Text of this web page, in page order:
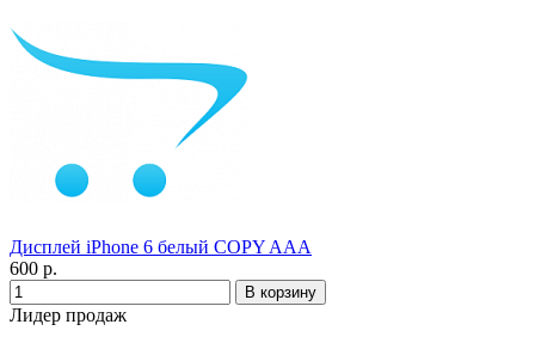
Дисплей iPhone 6 белый COPY AAA
600 р.
Лидер продаж